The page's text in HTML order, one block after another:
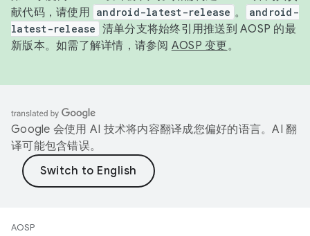
献代码，请使用 android-latest-release 。
android-
latest-release 清单分支将始终引用推送到 AOSP 的最
新版本。如需了解详情，请参阅 AOSP 变更。
Google 会使用 AI 技术将内容翻译成您偏好的语言。AI 翻
译可能包含错误。
AOSP